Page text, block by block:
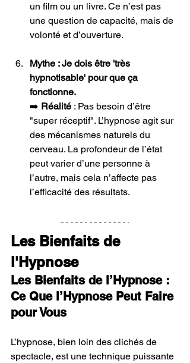
un film ou un livre. Ce n’est pas
une question de capacité, mais de
volonté et d’ouverture.
Mythe : Je dois être 'très
hypnotisable' pour que ça
fonctionne.
➡️ Réalité : Pas besoin d’être
"super réceptif". L’hypnose agit sur
des mécanismes naturels du
cerveau. La profondeur de l’état
peut varier d’une personne à
l’autre, mais cela n’affecte pas
l’efficacité des résultats.
Les Bienfaits de
l'Hypnose
Les Bienfaits de l’Hypnose :
Ce Que l’Hypnose Peut Faire
pour Vous
L’hypnose, bien loin des clichés de
spectacle, est une technique puissante